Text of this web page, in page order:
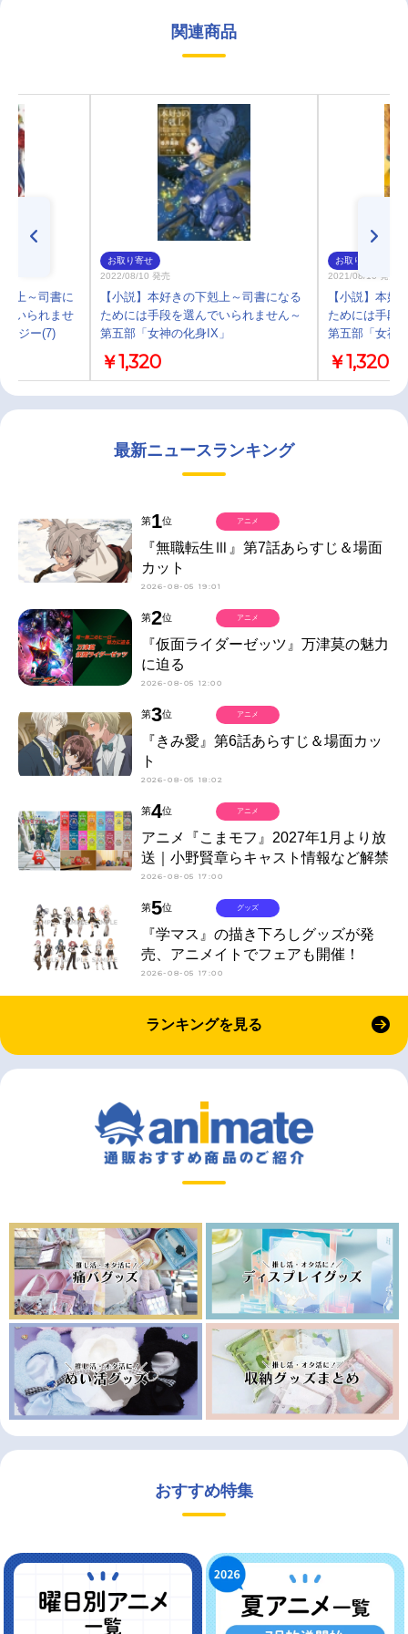
関連商品
上～司書に
いられませ
ロジー(7)
お取り寄せ
2022/08/10 発売
【小説】本好きの下剋上～司書になる
ためには手段を選んでいられません～
第五部「女神の化身IX」
￥1,320
お取り寄せ
2021/08/10 発売
【小説】本好
ためには手段
第五部「女神
￥1,320
最新ニュースランキング
第1位
『無職転生Ⅲ』第7話あらすじ＆場面
カット
2026-08-05 19:01
アニメ
第2位
『仮面ライダーゼッツ』万津莫の魅力
に迫る
2026-08-05 12:00
アニメ
第3位
『きみ愛』第6話あらすじ＆場面カッ
ト
2026-08-05 18:02
アニメ
第4位
アニメ『こまモフ』2027年1月より放
送｜小野賢章らキャスト情報など解禁
2026-08-05 17:00
アニメ
第5位
『学マス』の描き下ろしグッズが発
売、アニメイトでフェアも開催！
2026-08-05 17:00
グッズ
ランキングを見る
おすすめ特集